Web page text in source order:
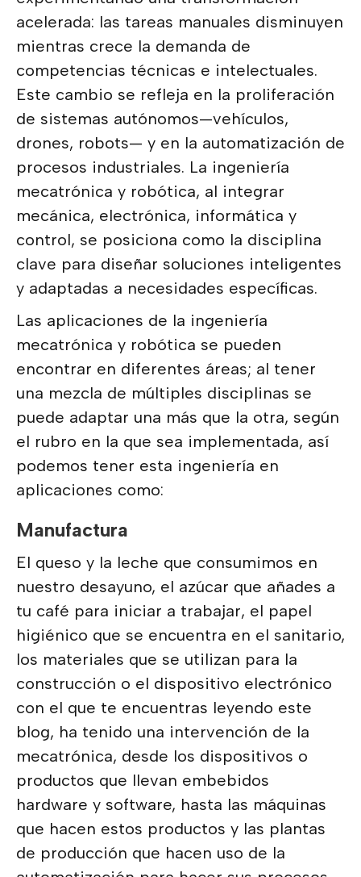
acelerada: las tareas manuales disminuyen
mientras crece la demanda de
competencias técnicas e intelectuales.
Este cambio se refleja en la proliferación
de sistemas autónomos—vehículos,
drones, robots— y en la automatización de
procesos industriales. La ingeniería
mecatrónica y robótica, al integrar
mecánica, electrónica, informática y
control, se posiciona como la disciplina
clave para diseñar soluciones inteligentes
y adaptadas a necesidades específicas.
Las aplicaciones de la ingeniería
mecatrónica y robótica se pueden
encontrar en diferentes áreas; al tener
una mezcla de múltiples disciplinas se
puede adaptar una más que la otra, según
el rubro en la que sea implementada, así
podemos tener esta ingeniería en
aplicaciones como:
Manufactura
El queso y la leche que consumimos en
nuestro desayuno, el azúcar que añades a
tu café para iniciar a trabajar, el papel
higiénico que se encuentra en el sanitario,
los materiales que se utilizan para la
construcción o el dispositivo electrónico
con el que te encuentras leyendo este
blog, ha tenido una intervención de la
mecatrónica, desde los dispositivos o
productos que llevan embebidos
hardware y software, hasta las máquinas
que hacen estos productos y las plantas
de producción que hacen uso de la